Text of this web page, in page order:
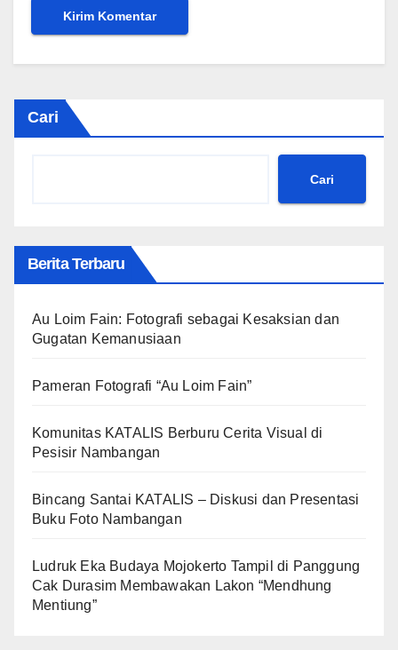
Cari
Cari
Berita Terbaru
Au Loim Fain: Fotografi sebagai Kesaksian dan
Gugatan Kemanusiaan
Pameran Fotografi “Au Loim Fain”
Komunitas KATALIS Berburu Cerita Visual di
Pesisir Nambangan
Bincang Santai KATALIS – Diskusi dan Presentasi
Buku Foto Nambangan
Ludruk Eka Budaya Mojokerto Tampil di Panggung
Cak Durasim Membawakan Lakon “Mendhung
Mentiung”